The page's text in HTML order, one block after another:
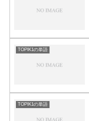
TOPIK1の単語
TOPIK1の単語